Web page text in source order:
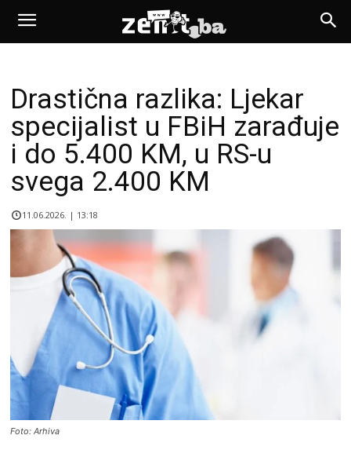
Drastična razlika: Ljekar
specijalist u FBiH zarađuje
i do 5.400 KM, u RS-u
svega 2.400 KM
11.06.2026. | 13:18
Foto: Arhiva